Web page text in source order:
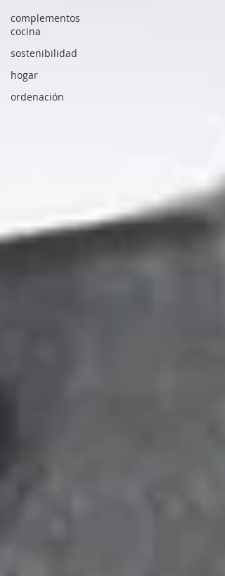
complementos
cocina
sostenibilidad
hogar
ordenación